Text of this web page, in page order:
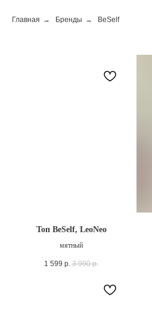
Главная → Бренды → BeSelf
Топ BeSelf, LeoNeo
мятный
1 599 р. 3 990 р.